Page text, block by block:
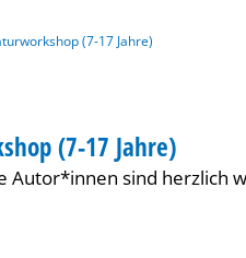
(7-17 Jahre)
(7-17 Jahre)
Autor*innen sind herzlich